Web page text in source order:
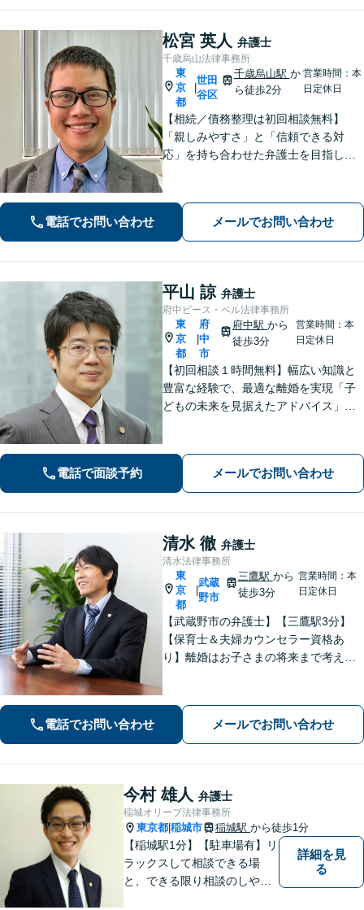
松宮 英人 弁護士
千歳烏山法律事務所
東
京
都
世田
谷区
千歳烏山駅 か
ら徒歩2分
営業時間：本
日定休日
【相続／債務整理は初回相談無料】
「親しみやすさ」と「信頼できる対
応」を持ち合わせた弁護士を目指して
ております【借金問題】迅速な対応で
人生の再出発をサポートします【千歳
烏山駅2分】
電話でお問い合わせ メールでお問い合わせ
平山 諒 弁護士
府中ピース・ベル法律事務所
東
京
都
府
中
市
府中駅から
徒歩3分
営業時間：本
日定休日
【初回相談１時間無料】幅広い知識と
豊富な経験で、最適な離婚を実現「子
どもの未来を見据えたアドバイス」
ラスメント対策措置をレクチャー。過
労死・過労自殺などの問題にも精通
【府中駅3分】
電話で面談予約 メールでお問い合わせ
清水 徹 弁護士
清水法律事務所
東
京
都
武蔵
野市
三鷹駅 から
徒歩3分
営業時間：本
日定休日
【武蔵野市の弁護士】【三鷹駅3分】
【保育士＆夫婦カウンセラー資格あ
り】離婚はお子さまの将来まで考えた
も引き受けております」【平日夜間相
電話でお問い合わせ メールでお問い合わせ
今村 雄人 弁護士
稲城オリーブ法律事務所
東京都 稲城市 稲城駅 から徒歩1分
【稲城駅1分】【駐車場有】リ
ラックスして相談できる場
と、できる限り相談のしやす
詳細を見
る